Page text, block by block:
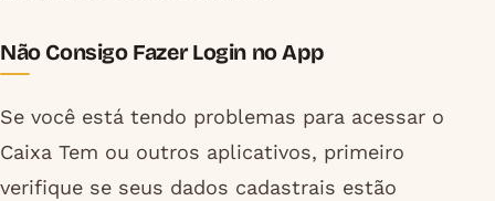
Não Consigo Fazer Login no App
Se você está tendo problemas para acessar o
Caixa Tem ou outros aplicativos, primeiro
verifique se seus dados cadastrais estão